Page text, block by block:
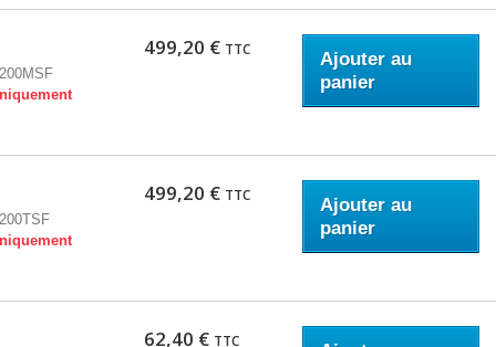
499,20 € TTC
Ajouter au
panier
499,20 € TTC
Ajouter au
panier
62,40 € TTC